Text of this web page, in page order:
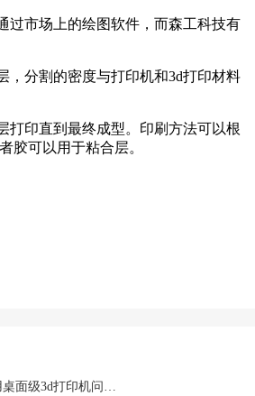
市场上的绘图软件，而森工科技有
分割的密度与打印机和3d打印材料
印直到最终成型。印刷方法可以根
胶可以用于粘合层。